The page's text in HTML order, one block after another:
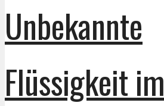
Unbekannte
Flüssigkeit im